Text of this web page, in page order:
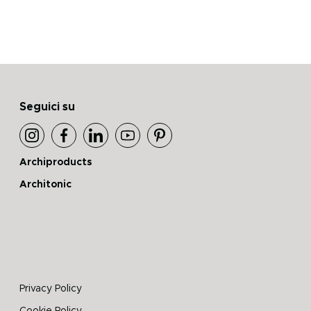
Seguici su
Archiproducts
Architonic
Privacy Policy